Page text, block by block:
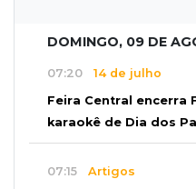
DOMINGO, 09 DE
07:20 14 de julho
Feira Central encerra
karaokê de Dia dos
07:15 Artigos